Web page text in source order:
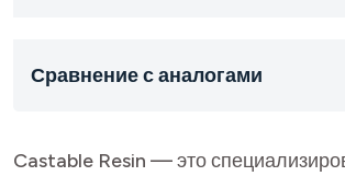
Сравнение с аналогами
Castable Resin — это